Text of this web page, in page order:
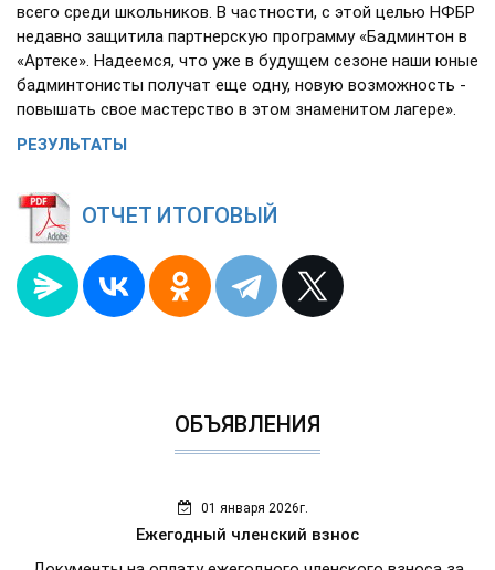
всего среди школьников. В частности, с этой целью НФБР
недавно защитила партнерскую программу «Бадминтон в
«Артеке». Надеемся, что уже в будущем сезоне наши юные
бадминтонисты получат еще одну, новую возможность -
повышать свое мастерство в этом знаменитом лагере».
РЕЗУЛЬТАТЫ
ОТЧЕТ ИТОГОВЫЙ
ОБЪЯВЛЕНИЯ
01 января 2026г.
Ежегодный членский взнос